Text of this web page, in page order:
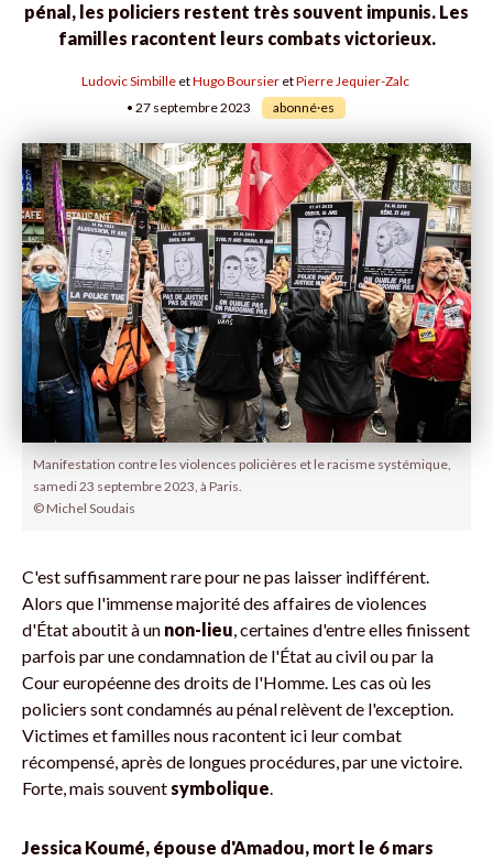
pénal, les policiers restent très souvent impunis. Les
familles racontent leurs combats victorieux.
Ludovic Simbille etHugo Boursier etPierre Jequier-Zalc
• 27 septembre 2023
abonné·es
Manifestation contre les violences policières et le racisme systémique,
samedi 23 septembre 2023, à Paris.
© Michel Soudais
C'est suffisamment rare pour ne pas laisser indifférent.
Alors que l'immense majorité des affaires de violences
d'État aboutit à un non-lieu , certaines d'entre elles finissent
parfois par une condamnation de l'État au civil ou par la
Cour européenne des droits de l'Homme. Les cas où les
policiers sont condamnés au pénal relèvent de l'exception.
Victimes et familles nous racontent ici leur combat
récompensé, après de longues procédures, par une victoire.
Forte, mais souvent symbolique
Jessica Koumé, épouse d'Amadou, mort le 6 mars